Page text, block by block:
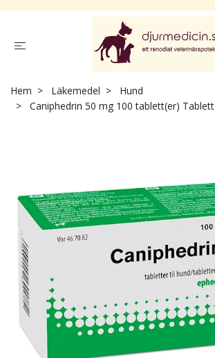
Hem Läkemedel
Hund
Caniphedrin 50 mg 100 tablett(er) Tablett